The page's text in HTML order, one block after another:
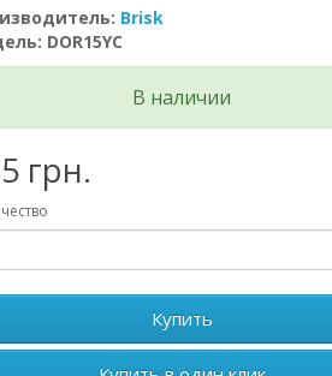
Brisk
DOR15YC
В наличии
грн.
Купить